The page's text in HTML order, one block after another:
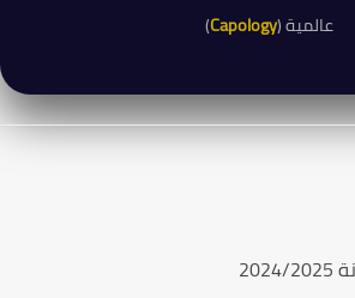
عالمية (Capology
)